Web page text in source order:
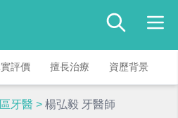
評價 擅長治療 資歷背景
牙醫 > 楊弘毅 牙醫師